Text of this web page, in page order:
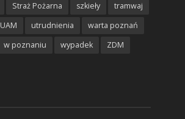
Straż Pożarna szkieły
tramwaj
UAM utrudnienia
warta poznań
w poznaniu wypadek
ZDM